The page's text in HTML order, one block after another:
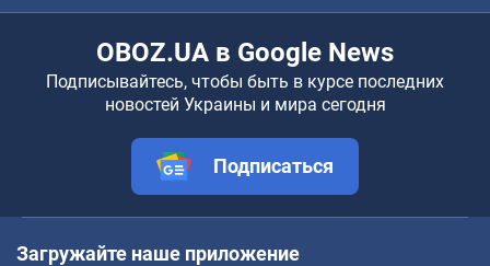
OBOZ.UA в Google News
Подписывайтесь, чтобы быть в курсе последних
новостей Украины и мира сегодня
Подписаться
Загружайте наше приложение